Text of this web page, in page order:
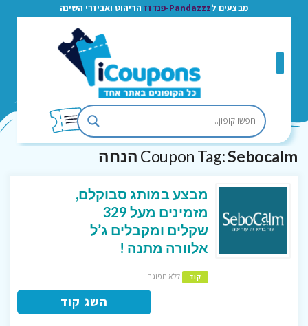
מבצעים לPandazzz-פנדזז הריהוט ואביזרי השינה
Coupon Tag:Sebocalm הנחה
מבצע במותג סבוקלם,
מזמינים מעל 329
שקלים ומקבלים ג’ל
אלוורה מתנה !
קוד ללא תפוגה
השג קוד